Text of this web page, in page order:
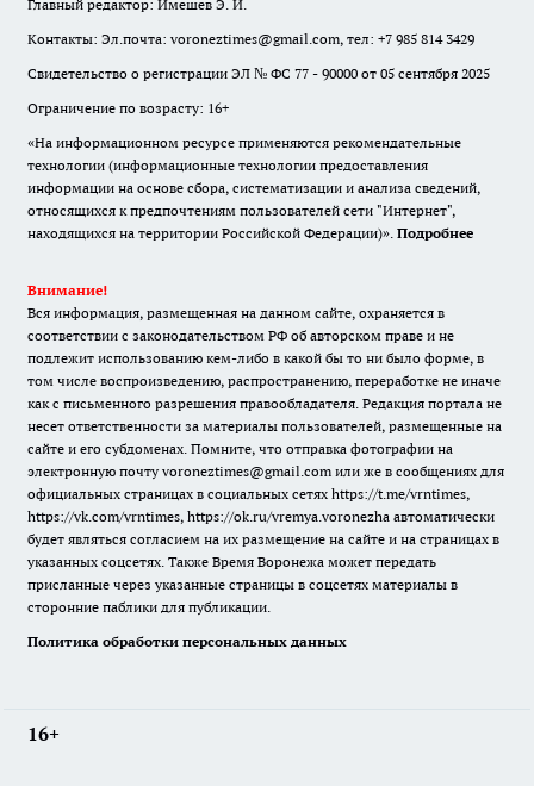
Главный редактор: Имешев Э. И.
Контакты: Эл.почта: voroneztimes@gmail.com, тел: +7 985 814 3429
Свидетельство о регистрации ЭЛ № ФС 77 - 90000 от 05 сентября 2025
Ограничение по возрасту: 16+
«На информационном ресурсе применяются рекомендательные
технологии (информационные технологии предоставления
информации на основе сбора, систематизации и анализа сведений,
относящихся к предпочтениям пользователей сети "Интернет",
находящихся на территории Российской Федерации)». Подробнее
Внимание!
Вся информация, размещенная на данном сайте, охраняется в
соответствии с законодательством РФ об авторском праве и не
подлежит использованию кем-либо в какой бы то ни было форме, в
том числе воспроизведению, распространению, переработке не иначе
как с письменного разрешения правообладателя. Редакция портала не
несет ответственности за материалы пользователей, размещенные на
сайте и его субдоменах. Помните, что отправка фотографии на
электронную почту voroneztimes@gmail.com или же в сообщениях для
официальных страницах в социальных сетях https://t.me/vrntimes,
https://vk.com/vrntimes, https://ok.ru/vremya.voronezha автоматически
будет являться согласием на их размещение на сайте и на страницах в
указанных соцсетях. Также Время Воронежа может передать
присланные через указанные страницы в соцсетях материалы в
сторонние паблики для публикации.
Политика обработки персональных данных
16+